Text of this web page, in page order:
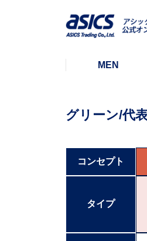
MEN
グリーン/代
コンセプト
タイプ